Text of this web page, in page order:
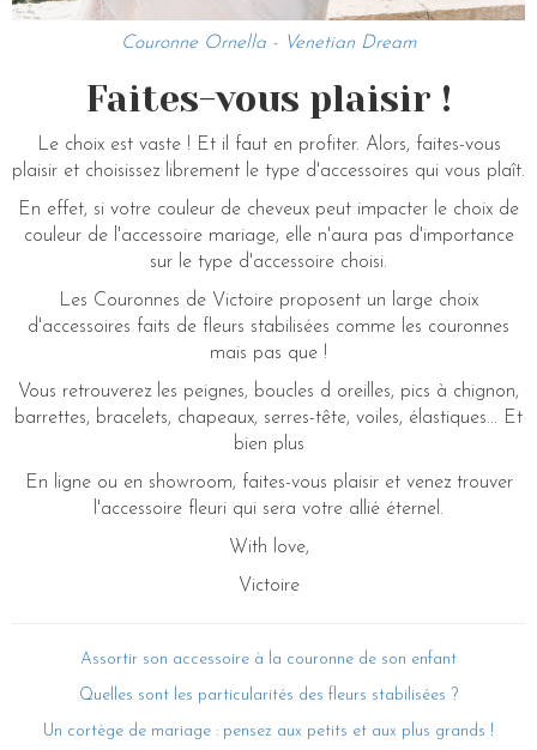
Couronne Ornella - Venetian Dream
Faites-vous plaisir !
Le choix est vaste ! Et il faut en profiter. Alors, faites-vous
plaisir et choisissez librement le type d'accessoires qui vous plaît.
En effet, si votre couleur de cheveux peut impacter le choix de
couleur de l'accessoire mariage, elle n'aura pas d'importance
sur le type d'accessoire choisi.
Les Couronnes de Victoire proposent un large choix
d'accessoires faits de fleurs stabilisées comme les couronnes
mais pas que !
Vous retrouverez les peignes, boucles d oreilles, pics à chignon,
barrettes, bracelets, chapeaux, serres-tête, voiles, élastiques... Et
bien plus
En ligne ou en showroom, faites-vous plaisir et venez trouver
l'accessoire fleuri qui sera votre allié éternel.
With love,
Victoire
Assortir son accessoire à la couronne de son enfant
Quelles sont les particularités des fleurs stabilisées ?
Un cortège de mariage : pensez aux petits et aux plus grands !